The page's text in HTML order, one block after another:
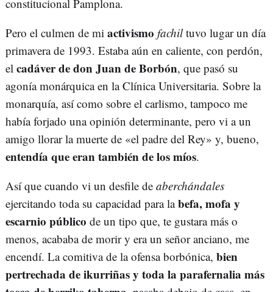
constitucional Pamplona.
Pero el culmen de mi activismo fachiltuvo lugar un día
primavera de 1993. Estaba aún en caliente, con perdón,
el cadáver de don Juan de Borbón, que pasó su
agonía monárquica en la Clínica Universitaria. Sobre la
monarquía, así como sobre el carlismo, tampoco me
había forjado una opinión determinante, pero vi a un
amigo llorar la muerte de «el padre del Rey» y, bueno,
entendía que eran también de los míos.
Así que cuando vi un desfile de aberchándales
ejercitando toda su capacidad para labefa, mofa y
escarnio público de un tipo que, te gustara más o
menos, acababa de morir y era un señor anciano, me
encendí. La comitiva de la ofensa borbónica, bien
pertrechada de ikurriñas y toda la parafernalia más